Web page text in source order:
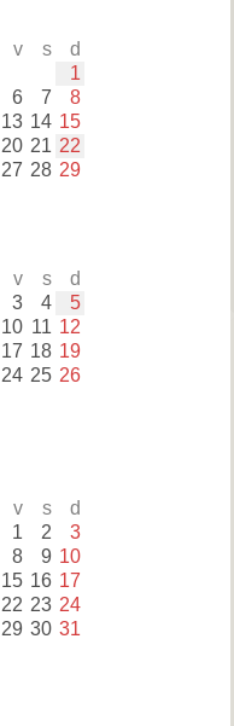
v s d
1
6 7 8
13 14 15
20 21 22
27 28 29
v s d
3 4 5
10 11 12
17 18 19
24 25 26
v s d
1 2 3
8 9 10
15 16 17
22 23 24
29 30 31